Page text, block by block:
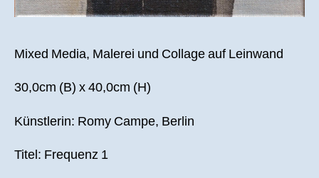
Mixed Media, Malerei und Collage auf Leinwand
30,0cm (B) x 40,0cm (H)
Künstlerin: Romy Campe, Berlin
Titel: Frequenz 1